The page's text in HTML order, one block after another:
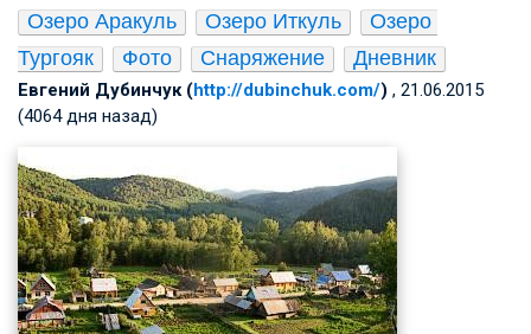
Озеро Аракуль
Озеро Иткуль
Озеро
Тургояк
Фото Снаряжение Дневник
Евгений Дубинчук (http://dubinchuk.com/) , 21.06.2015
(4064 дня назад)